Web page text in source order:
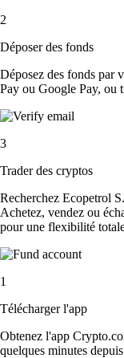
2
Déposer des fonds
Déposez des fonds par
Pay ou Google Pay, ou
3
Trader des cryptos
Recherchez Ecopetrol
Achetez, vendez ou
pour une flexibilité
1
Télécharger l'app
Obtenez l'app
quelques minutes